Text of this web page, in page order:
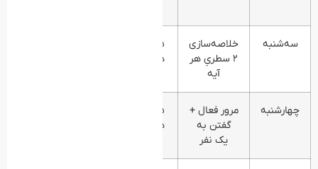
سه‌شنبه
خلاصه‌سازی
۲ سطریِ هر
آیه
دقیقه
چهارشنبه
مرور فعال +
گفتن به
یک نفر
دقیقه